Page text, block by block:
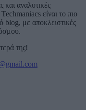
αναλυτικές
είναι το πιο
blog, με αποκλειστικές
της!